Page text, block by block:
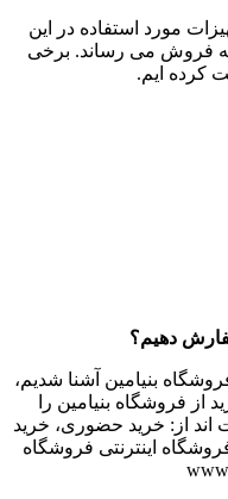
مورد استفاده در این
فروش می رساند. برخی
کرده ایم.
دهیم؟
بنیامین آشنا شدیم،
فروشگاه بنیامین را
از: خرید حضوری، خرید
اینترنتی فروشگاه